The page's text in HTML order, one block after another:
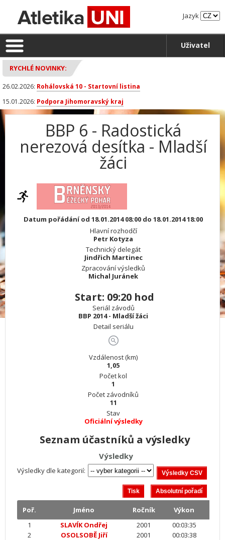
Jazyk
Uživatel
RYCHLÉ NOVINKY:
26.02.2026: Rohálovská 10 - Startovní listina
15.01.2026: Podpora Jihomoravský kraj
BBP 6 - Radostická
nerezová desítka - Mladší
žáci
Datum pořádání od 18.01.2014 08:00 do 18.01.2014 18:00
Hlavní rozhodčí
Petr Kotyza
Technický delegát
Jindřich Martinec
Zpracování výsledků
Michal Juránek
Start: 09:20 hod
Seriál závodů
BBP 2014 - Mladší žáci
Detail seriálu
Vzdálenost (km)
1,05
Počet kol
1
Počet závodníků
11
Stav
Oficiální výsledky
Seznam účastníků a výsledky
Výsledky
Výsledky dle kategorií:
Poř. Jméno Ročník
Výkon
1
SLAVÍK Ondřej 2001
00:03:35
2
OSOLSOBĚ Jiří 2001
00:03:38